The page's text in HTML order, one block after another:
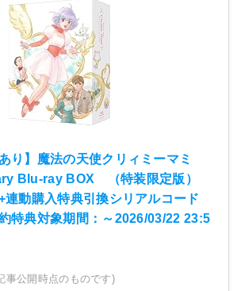
あり】魔法の天使クリィミーマミ
Blu-ray BOX （特装限定版）
連動購入特典引換シリアルコード
特典対象期間：～2026/03/22 23:5
事公開時点のものです)